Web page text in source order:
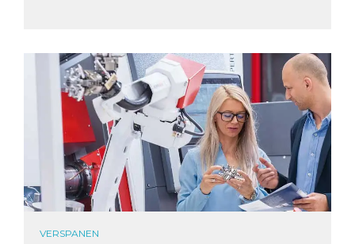
VERSPANEN